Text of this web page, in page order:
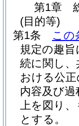
第1章
(目的等)
第1条
この
規定の趣
続に関し
おける公
内容及び
上を図り
とする。